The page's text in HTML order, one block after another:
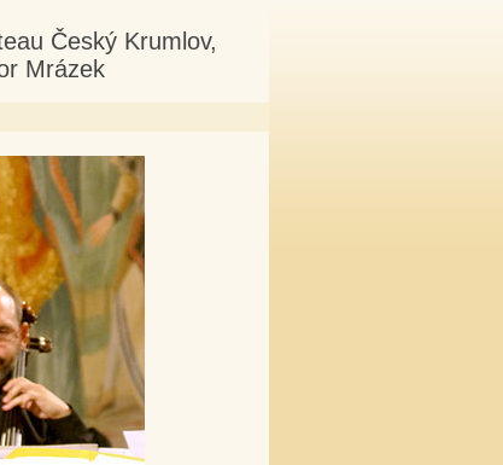
Český Krumlov,
Mrázek